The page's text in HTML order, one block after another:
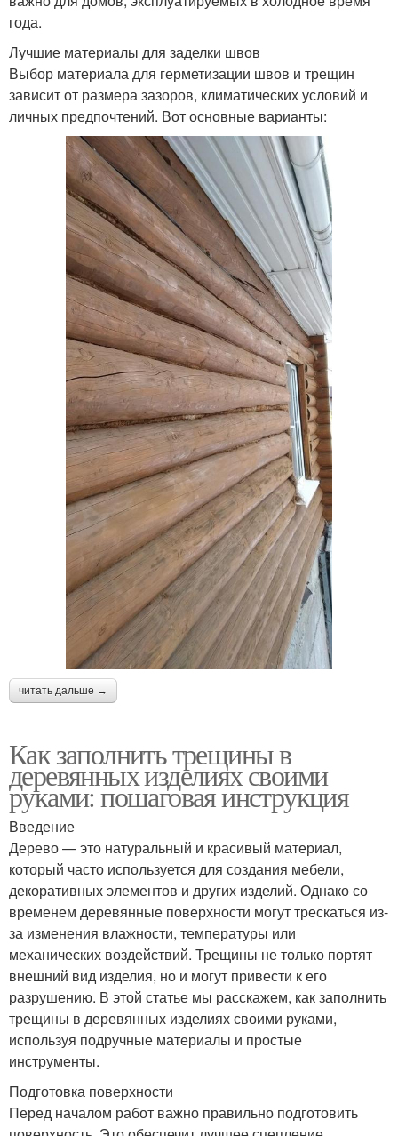
года.
Лучшие материалы для заделки швов
Выбор материала для герметизации швов и трещин
зависит от размера зазоров, климатических условий и
личных предпочтений. Вот основные варианты:
читать дальше →
Как заполнить трещины в
деревянных изделиях своими
руками: пошаговая инструкция
Введение
Дерево — это натуральный и красивый материал,
который часто используется для создания мебели,
декоративных элементов и других изделий. Однако со
временем деревянные поверхности могут трескаться из-
за изменения влажности, температуры или
механических воздействий. Трещины не только портят
внешний вид изделия, но и могут привести к его
разрушению. В этой статье мы расскажем, как заполнить
трещины в деревянных изделиях своими руками,
используя подручные материалы и простые
инструменты.
Подготовка поверхности
Перед началом работ важно правильно подготовить